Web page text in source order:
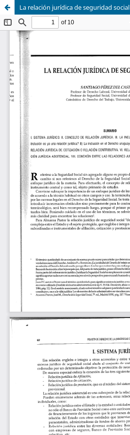
La relación jurídica de seguridad social